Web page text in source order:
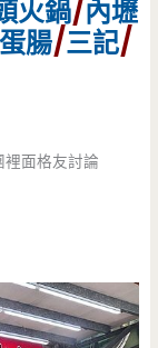
火鍋/內壢
蛋腸/三記/
面格友討論